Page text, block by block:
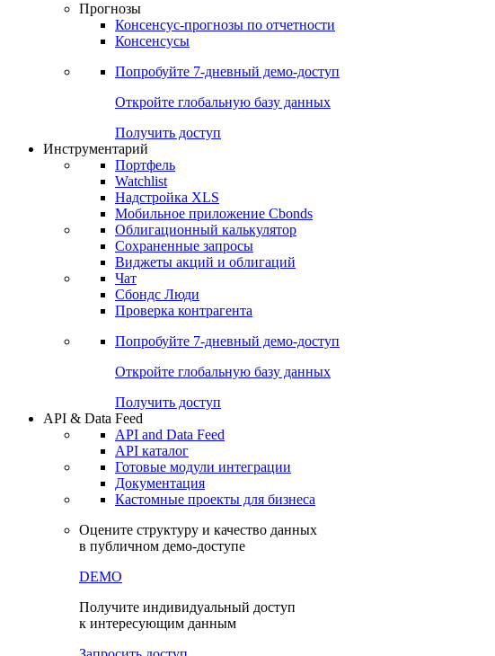
Прогнозы
Консенсус-прогнозы по отчетности
Консенсусы
Попробуйте 7-дневный демо-доступ
Откройте глобальную базу данных
Получить доступ
Инструментарий
Портфель
Watchlist
Надстройка XLS
Мобильное приложение Cbonds
Облигационный калькулятор
Сохраненные запросы
Виджеты акций и облигаций
Чат
Сбондс Люди
Проверка контрагента
Попробуйте 7-дневный демо-доступ
Откройте глобальную базу данных
Получить доступ
API & Data Feed
API and Data Feed
API каталог
Готовые модули интеграции
Документация
Кастомные проекты для бизнеса
Оцените структуру и качество данных
в публичном демо-доступе
DEMO
Получите индивидуальный доступ
к интересующим данным